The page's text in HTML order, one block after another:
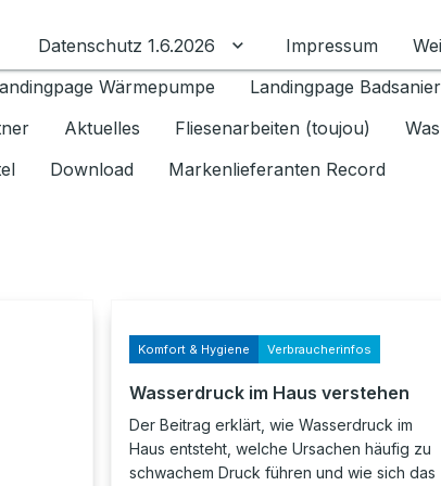
für Ratgeber umschalten
Datenschutz 1.6.2026 Untermenü für
Impressum
Wärmepumpe Landingpage
Aktuelles Fliesenarbeiten (toujou)
Download Markenlieferanten Record
Komfort & Hygiene Verbraucherinfos
Wasserdruck im Haus verstehen
Der Beitrag erklärt, wie Wasserdruck im
Haus entsteht, welche Ursachen häufig zu
schwachem Druck führen und wie sich das